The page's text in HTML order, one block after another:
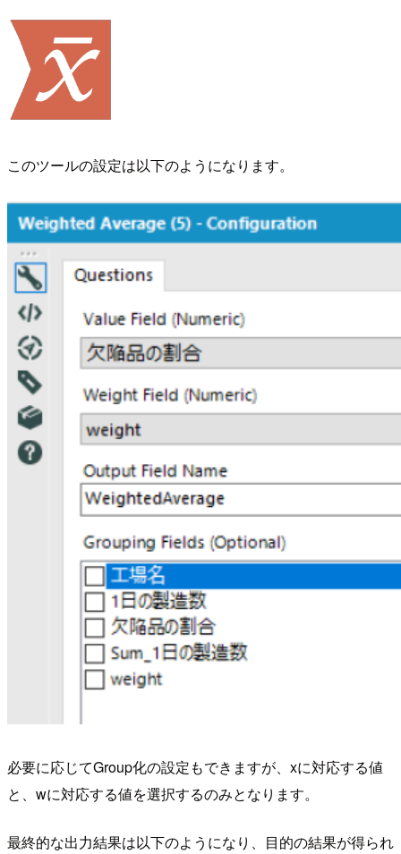
このツールの設定は以下のようになります。
必要に応じてGroup化の設定もできますが、xに対応する値
と、wに対応する値を選択するのみとなります。
最終的な出力結果は以下のようになり、目的の結果が得られ